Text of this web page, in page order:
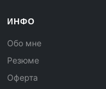
ИНФО
Обо мне
Резюме
Оферта